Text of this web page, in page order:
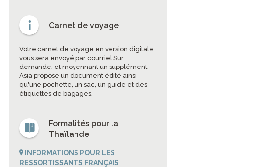
Carnet de voyage
Votre carnet de voyage en version digitale
vous sera envoyé par courriel.Sur
demande, et moyennant un supplément,
Asia propose un document édité ainsi
qu'une pochette, un sac, un guide et des
étiquettes de bagages.
Formalités pour la
Thaïlande
INFORMATIONS POUR LES
RESSORTISSANTS FRANÇAIS